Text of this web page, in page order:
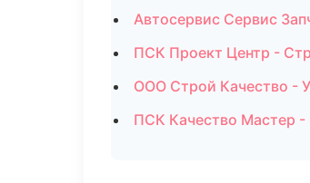
Автосервис Сервис
ПСК Проект Центр -
ООО Строй Качество -
ПСК Качество Мастер -